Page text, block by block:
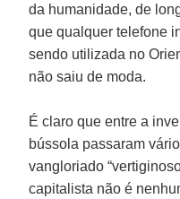
da humanidade, de
que qualquer telefone
sendo utilizada no
não saiu de moda.
É claro que entre a
bússola passaram
vangloriado
capitalista não é